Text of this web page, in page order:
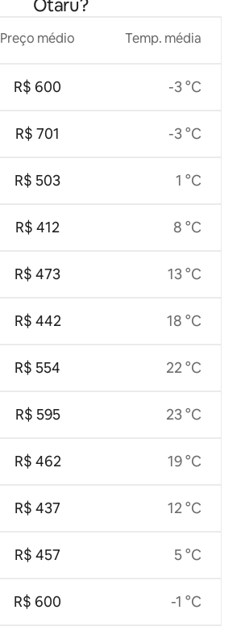
Otaru?
Preço médio
R$ 600
R$ 701
R$ 503
R$ 412
R$ 473
R$ 442
R$ 554
R$ 595
R$ 462
R$ 437
R$ 457
R$ 600
Temp. média
-3 °C
-3 °C
1 °C
8 °C
13 °C
18 °C
22 °C
23 °C
19 °C
12 °C
5 °C
-1 °C